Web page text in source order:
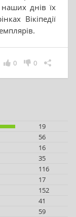
днів їх
Вікіпедії
0
0
19
56
16
35
116
17
152
41
59